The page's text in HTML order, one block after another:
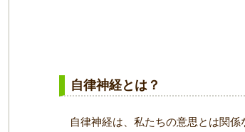
自律神経とは？
自律神経は、私たちの意思とは関